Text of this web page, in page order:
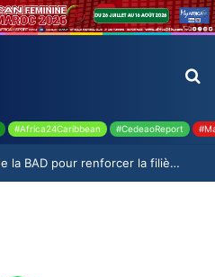
#Africa24Caribbean #CedeaoReport
Ghana : 19 millions USD de la BAD pour renforcer la filière rizicole